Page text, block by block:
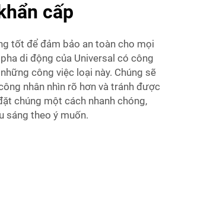
cấp
tốt để đảm bảo an toàn cho mọi
di động của Universal có công
công việc loại này. Chúng sẽ
nhân nhìn rõ hơn và tránh được
chúng một cách nhanh chóng,
sáng theo ý muốn.